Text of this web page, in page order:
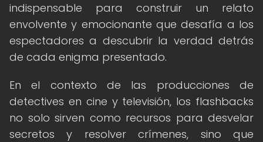
indispensable para construir un relato
envolvente y emocionante que desafía a los
espectadores a descubrir la verdad detrás
de cada enigma presentado.
En el contexto de las producciones de
detectives en cine y televisión, los flashbacks
no solo sirven como recursos para desvelar
secretos y resolver crímenes, sino que